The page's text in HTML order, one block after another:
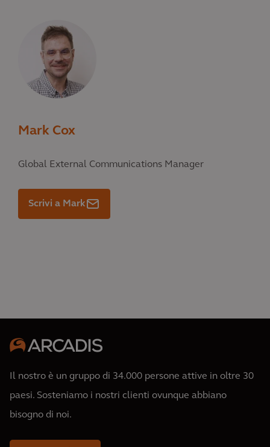
Mark Cox
Global External Communications Manager
Scrivi a Mark
Il nostro è un gruppo di 34.000 persone attive in oltre 30
paesi. Sosteniamo i nostri clienti ovunque abbiano
bisogno di noi.